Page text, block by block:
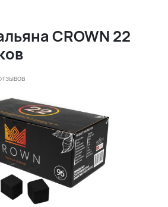
CROWN 22